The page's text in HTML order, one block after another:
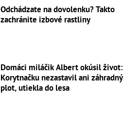
Odchádzate na dovolenku? Takto
zachránite izbové rastliny
Domáci miláčik Albert okúsil život:
Korytnačku nezastavil ani záhradný
plot, utiekla do lesa